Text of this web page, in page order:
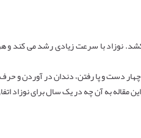
حدود 12 ماه طول می کشد. نوزاد با سرعت
چهار دست و پا رفتن، دندان در آوردن و
مقاله به آن چه در یک سال برای نوزاد